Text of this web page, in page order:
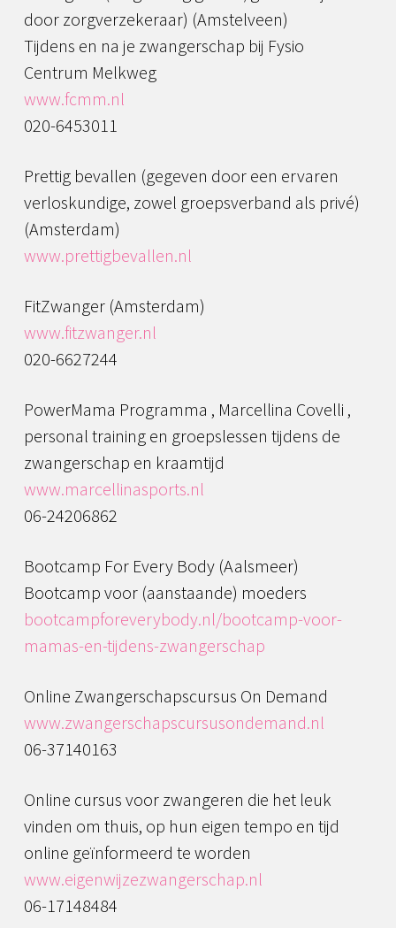
door zorgverzekeraar) (Amstelveen)
Tijdens en na je zwangerschap bij Fysio
Centrum Melkweg
www.fcmm.nl
020-6453011
Prettig bevallen (gegeven door een ervaren
verloskundige, zowel groepsverband als privé)
(Amsterdam)
www.prettigbevallen.nl
FitZwanger (Amsterdam)
www.fitzwanger.nl
020-6627244
PowerMama Programma , Marcellina Covelli ,
personal training en groepslessen tijdens de
zwangerschap en kraamtijd
www.marcellinasports.nl
06-24206862
Bootcamp For Every Body (Aalsmeer)
Bootcamp voor (aanstaande) moeders
bootcampforeverybody.nl/bootcamp-voor-
mamas-en-tijdens-zwangerschap
Online Zwangerschapscursus On Demand
www.zwangerschapscursusondemand.nl
06-37140163
Online cursus voor zwangeren die het leuk
vinden om thuis, op hun eigen tempo en tijd
online geïnformeerd te worden
www.eigenwijzezwangerschap.nl
06-17148484